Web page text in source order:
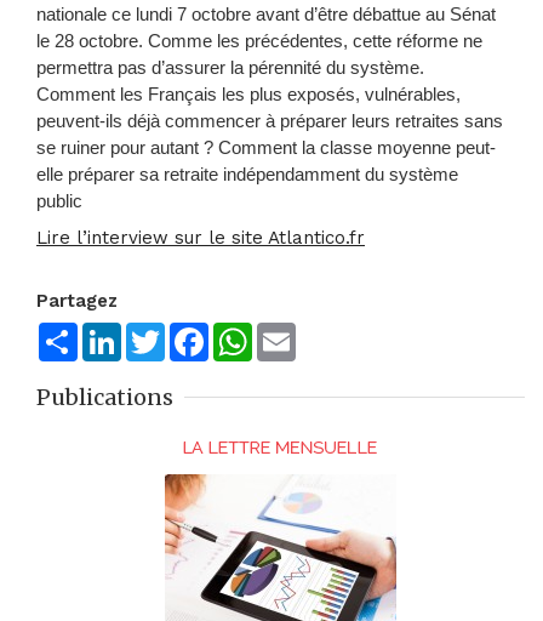
nationale ce lundi 7 octobre avant d’être débattue au Sénat
le 28 octobre. Comme les précédentes, cette réforme ne
permettra pas d’assurer la pérennité du système.
Comment les Français les plus exposés, vulnérables,
peuvent-ils déjà commencer à préparer leurs retraites sans
se ruiner pour autant ? Comment la classe moyenne peut-
elle préparer sa retraite indépendamment du système
public
Lire l’interview sur le site Atlantico.fr
Partagez
ShareLinkedInTwitterFacebookWhatsApp
Publications